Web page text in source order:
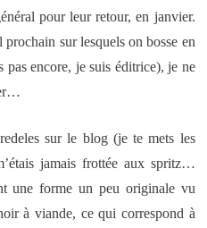
pour leur retour, en janvier.
sur lesquels on bosse en
encore, je suis éditrice), je ne
sur le blog (je te mets les
jamais frottée aux spritz…
une forme un peu originale vu
à viande, ce qui correspond à